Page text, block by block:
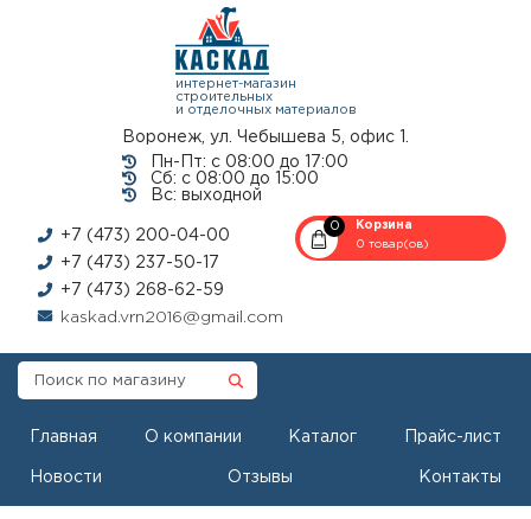
интернет-магазин
строительных
и отделочных материалов
Воронеж, ул. Чебышева 5, офис 1.
Пн-Пт: с 08:00 до 17:00
Сб: с 08:00 до 15:00
Вс: выходной
+7 (473) 200-04-00
+7 (473) 237-50-17
+7 (473) 268-62-59
kaskad.vrn2016@gmail.com
0
Корзина
0 товар(ов)
Главная О компании Каталог Прайс-лист
Новости Отзывы Контакты